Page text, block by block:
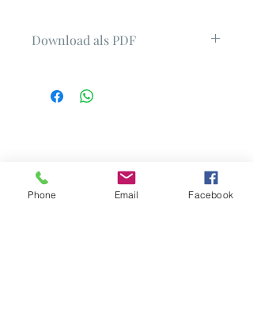
Download als PDF
Download vom Umtausch und der
Rückgabe ausgeschlossen. Vielen
Phone Email Facebook